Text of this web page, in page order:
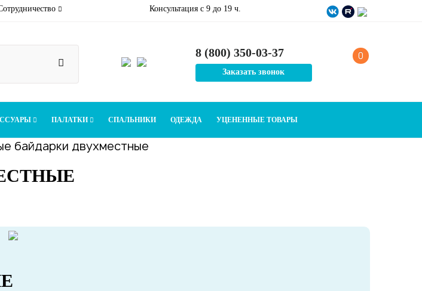
Консультация c 9 до 19 ч.
8 (800) 350-03-37
Заказать звонок
0
ПАЛАТКИ СПАЛЬНИКИ ОДЕЖДА УЦЕНЕННЫЕ ТОВАРЫ
байдарки двухместные